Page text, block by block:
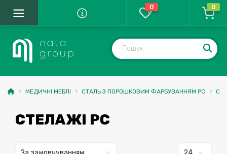
0 0
МЕДИЧНІ МЕБЛІ СТАЛЬ З ПОРОШКОВИМ ФАРБУВАННЯМ PС
СТЕЛАЖІ PC